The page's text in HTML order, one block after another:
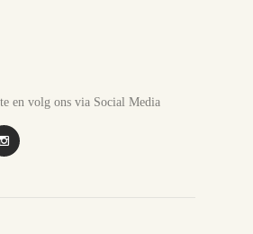
en volg ons via Social Media